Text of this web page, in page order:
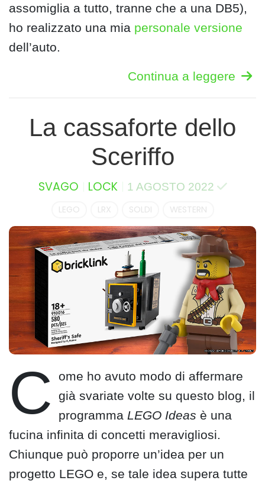
assomiglia a tutto, tranne che a una DB5),
ho realizzato una mia personale versione
dell’auto.
Continua a leggere
La cassaforte dello
Sceriffo
SVAGO LOCK 1 AGOSTO 2022
LEGO LRX SOLDI WESTERN
C
ome ho avuto modo di affermare
già svariate volte su questo blog, il
programma LEGO Ideas è una
fucina infinita di concetti meravigliosi.
Chiunque può proporre un’idea per un
progetto LEGO e, se tale idea supera tutte